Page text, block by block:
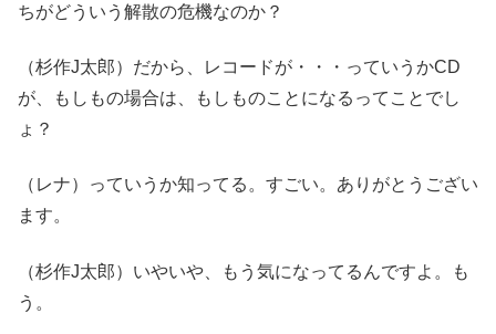
ちがどういう解散の危機なのか？
（杉作J太郎）だから、レコードが・・・っていうかCD
が、もしもの場合は、もしものことになるってことでし
ょ？
（レナ）っていうか知ってる。すごい。ありがとうござい
ます。
（杉作J太郎）いやいや、もう気になってるんですよ。も
う。